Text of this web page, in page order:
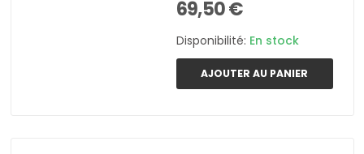
69,50 €
Disponibilité: En stock
AJOUTER AU PANIER